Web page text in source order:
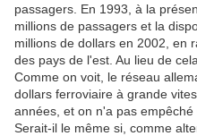
passagers. En 1993, à la
millions de passagers et la
millions de dollars en 2002, en
des pays de l'est. Au lieu de
Comme on voit, le réseau
dollars ferroviaire à grande
années, et on n'a pas
Serait-il le même si, comme